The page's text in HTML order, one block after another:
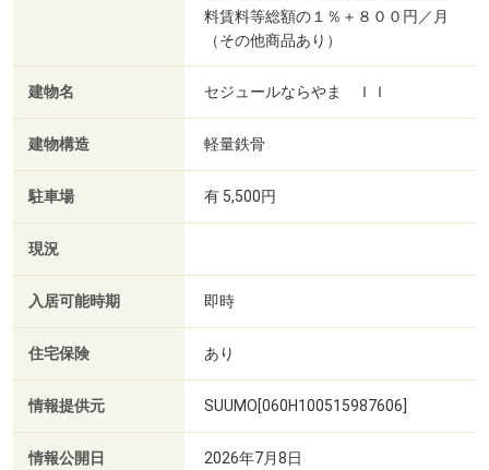
料賃料等総額の１％＋８００円／月
（その他商品あり）
建物名 セジュールならやま ＩＩ
建物構造 軽量鉄骨
駐車場 有 5,500円
現況
入居可能時期 即時
住宅保険 あり
情報提供元 SUUMO[060H100515987606]
情報公開日 2026年7月8日